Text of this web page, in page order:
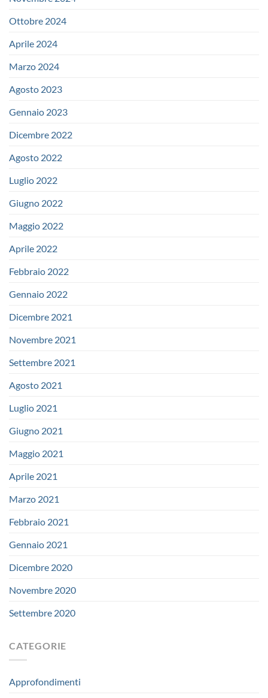
Ottobre 2024
Aprile 2024
Marzo 2024
Agosto 2023
Gennaio 2023
Dicembre 2022
Agosto 2022
Luglio 2022
Giugno 2022
Maggio 2022
Aprile 2022
Febbraio 2022
Gennaio 2022
Dicembre 2021
Novembre 2021
Settembre 2021
Agosto 2021
Luglio 2021
Giugno 2021
Maggio 2021
Aprile 2021
Marzo 2021
Febbraio 2021
Gennaio 2021
Dicembre 2020
Novembre 2020
Settembre 2020
CATEGORIE
Approfondimenti